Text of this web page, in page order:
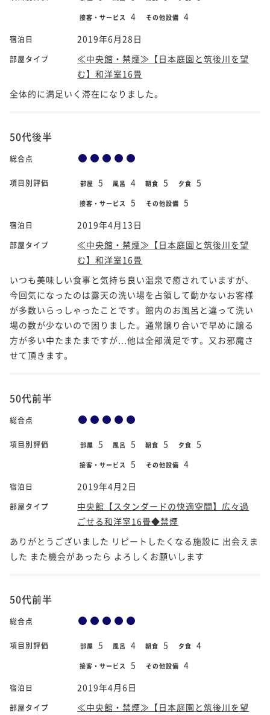
接客・サービス 4 その他設備 4
宿泊日 2019年6月28日
部屋タイプ
≪中央館・禁煙≫【日本庭園と筑後川を望
む】和洋室16畳
全体的に満足いく滞在になりました。
50代後半
総合点
項目別評価 部屋 5 風呂 4 朝食 5 夕食 5
接客・サービス 5 その他設備 5
宿泊日 2019年4月13日
部屋タイプ
≪中央館・禁煙≫【日本庭園と筑後川を望
む】和洋室16畳
いつも美味しい食事と気持ち良い温泉で癒されていますが、
今回気になったのは露天の洗い場を占領して動かないお客様
が多数いらっしゃったことです。館内のお風呂と違って洗い
場の数が少ないので困りました。通常譲り合いで早めに譲る
方が多い中たまたまですが...他は全部満足です。又お邪魔さ
せて頂きます。
50代前半
総合点
項目別評価 部屋 5 風呂 5 朝食 5 夕食 5
接客・サービス 5 その他設備 4
宿泊日 2019年4月2日
部屋タイプ
中央館【スタンダードの快適空間】広々過
ごせる和洋室16畳◆禁煙
ありがとうございました リピートしたくなる施設に 出会えま
した また機会があったら よろしくお願いします
50代前半
総合点
項目別評価 部屋 5 風呂 4 朝食 5 夕食 4
接客・サービス 5 その他設備 4
宿泊日 2019年4月6日
部屋タイプ
≪中央館・禁煙≫【日本庭園と筑後川を望